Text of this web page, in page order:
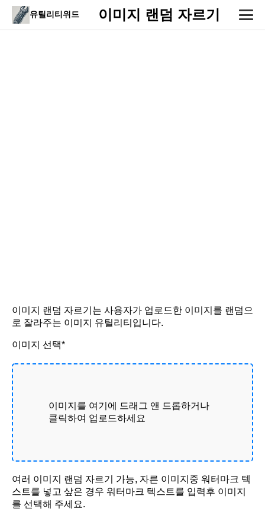
유틸리티위드 이미지 랜덤 자르기
이미지 랜덤 자르기는 사용자가 업로드한 이미지를 랜덤으
로 잘라주는 이미지 유틸리티입니다.
이미지 선택*
이미지를 여기에 드래그 앤 드롭하거나
클릭하여 업로드하세요
여러 이미지 랜덤 자르기 가능, 자른 이미지중 워터마크 텍
스트를 넣고 샆은 경우 워터마크 텍스트를 입력후 이미지
를 선택해 주세요.